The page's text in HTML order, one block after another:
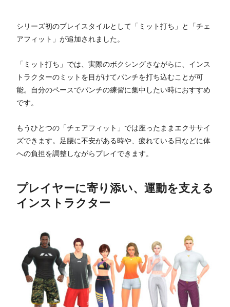
シリーズ初のプレイスタイルとして「ミット打ち」と「チェ
アフィット」が追加されました。
「ミット打ち」では、実際のボクシングさながらに、インス
トラクターのミットを目がけてパンチを打ち込むことが可
能。自分のペースでパンチの練習に集中したい時におすすめ
です。
もうひとつの「チェアフィット」では座ったままエクササイ
ズできます。足腰に不安がある時や、疲れている日などに体
への負担を調整しながらプレイできます。
プレイヤーに寄り添い、運動を支える
インストラクター